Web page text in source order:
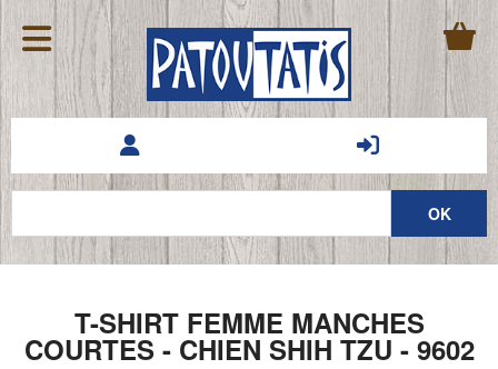
T-SHIRT FEMME MANCHES
COURTES - CHIEN SHIH TZU - 9602